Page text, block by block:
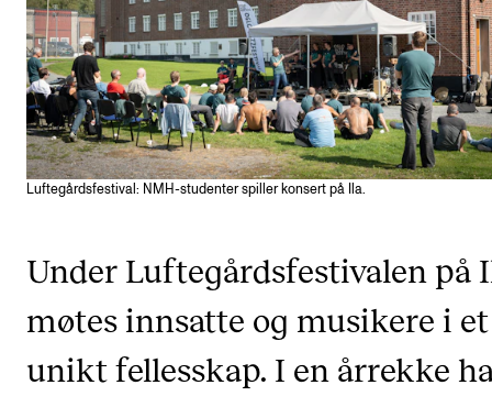
KONSERTER
Gjennomføre konserter og arrangementer
Plakat, program og markedsføring
Offentlige konserter
PRAKTISK
Canvas
Luftegårdsfestival: NMH-studenter spiller konsert på Ila.
Under Luftegårdsfestivalen på
møtes innsatte og musikere i et
unikt fellesskap. I en årrekke